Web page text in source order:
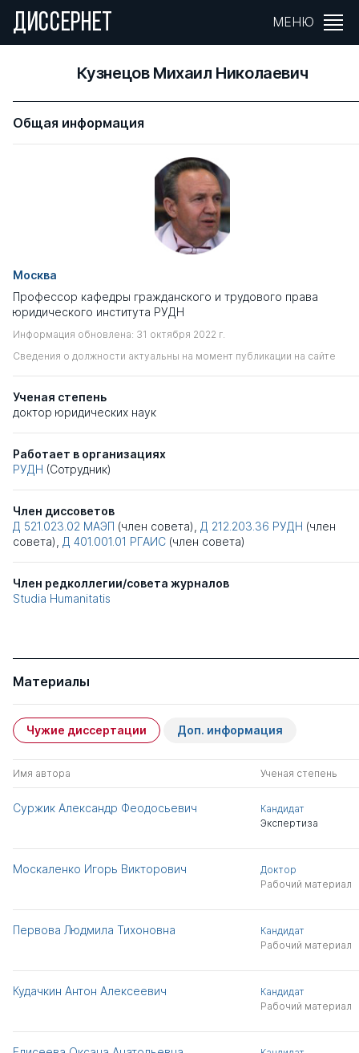
ДИССЕРНЕТ МЕНЮ
Кузнецов Михаил Николаевич
Общая информация
Москва
Профессор кафедры гражданского и трудового права
юридического института РУДН
Информация обновлена: 31 октября 2022 г.
Сведения о должности актуальны на момент публикации на сайте
Ученая степень
доктор юридических наук
Работает в организациях
РУДН (Сотрудник)
Член диссоветов
Д 521.023.02 МАЭП (член совета), Д 212.203.36 РУДН (член
совета), Д 401.001.01 РГАИС (член совета)
Член редколлегии/совета журналов
Studia Humanitatis
Материалы
Чужие диссертации Доп. информация
Имя автора Ученая степень
Суржик Александр Феодосьевич
Кандидат
Экспертиза
Москаленко Игорь Викторович
Доктор
Рабочий материал
Первова Людмила Тихоновна
Кандидат
Рабочий материал
Кудачкин Антон Алексеевич
Кандидат
Рабочий материал